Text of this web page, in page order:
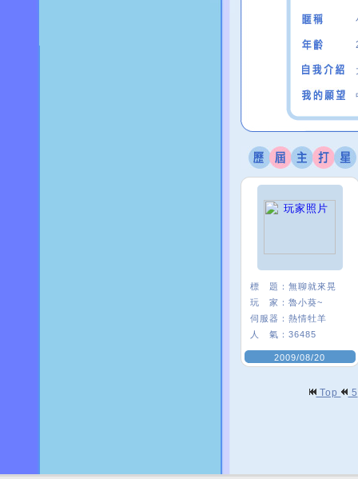
標 題： 無聊就來晃
玩 家： 魯小葵~
伺服器： 熱情牡羊
人 氣： 36485
2009/08/20
Top 5